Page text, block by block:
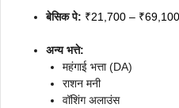
बेसिक पे: ₹21,700 –
अन्य भत्ते:
महंगाई भत्ता (DA)
राशन मनी
वॉशिंग अलाउंस